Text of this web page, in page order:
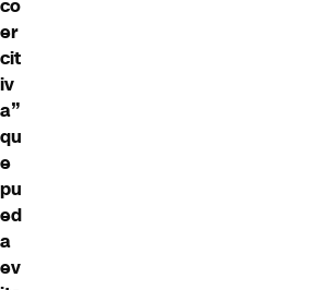
co
er
cit
iv
a”
qu
e
pu
ed
a
ev